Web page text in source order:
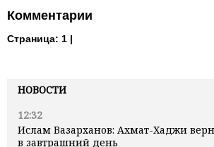
НОВОСТИ
12:32
Ислам Вазарханов: Ахмат-Хаджи
в завтрашний день
Комментарии
Страница: 1 |